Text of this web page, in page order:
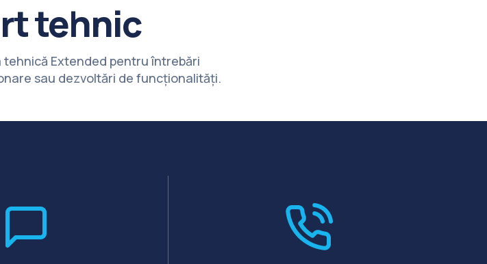
tehnic
Extended pentru întrebări
sau dezvoltări de funcționalități.